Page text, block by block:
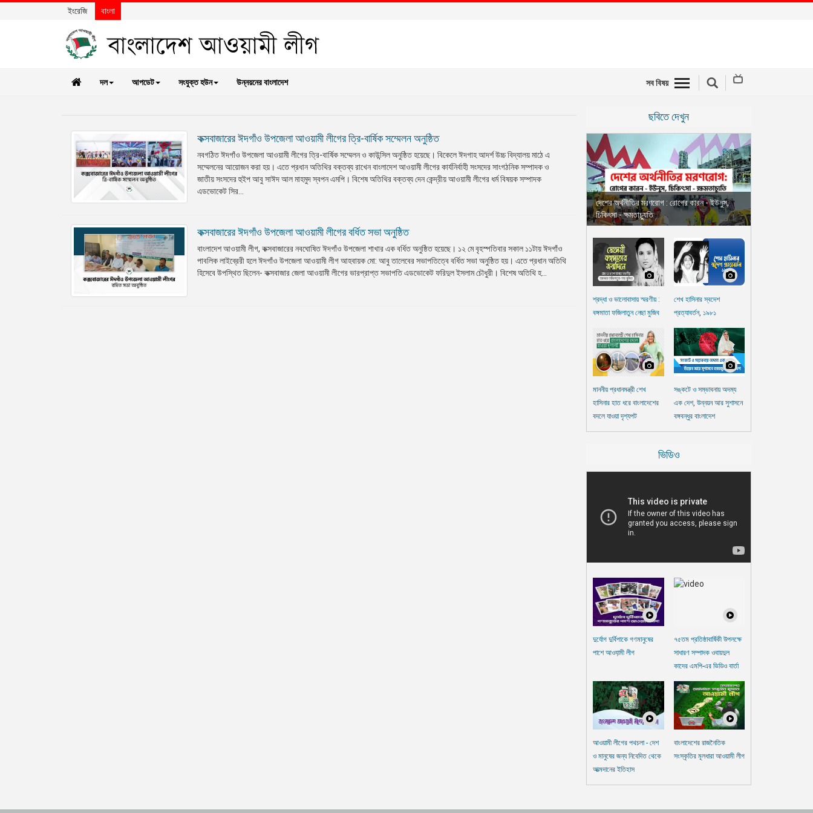
ইংরেজি বাংলা
দল আপডেট সংযুক্ত হউন উন্নয়নের বাংলাদেশ সব বিষয়
কক্সবাজারের ঈদগাঁও উপজেলা আওয়ামী লীগের ত্রি-বার্ষিক সম্মেলন অনুষ্ঠিত
নবগঠিত ঈদগাঁও উপজেলা আওয়ামী লীগের ত্রি-বার্ষিক সম্মেলন ও কাউন্সিল অনুষ্ঠিত হয়েছে। বিকেলে ঈদগাহ আদর্শ উচ্চ বিদ্যালয় মাঠে এ
সম্মেলনের আয়োজন করা হয়। এতে প্রধান অতিথির বক্তব্য রাখেন বাংলাদেশ আওয়ামী লীগের কার্যনির্বাহী সংসদের সাংগঠনিক সম্পাদক ও
জাতীয় সংসদের হুইপ আবু সাঈদ আল মাহমুদ স্বপন এমপি। বিশেষ অতিথির বক্তব্য দেন কেন্দ্রীয় আওয়ামী লীগের ধর্ম বিষয়ক সম্পাদক
এডভোকেট সির...
কক্সবাজারের ঈদগাঁও উপজেলা আওয়ামী লীগের বর্ধিত সভা অনুষ্ঠিত
বাংলাদেশ আওয়ামী লীগ, কক্সবাজারের নবঘোষিত ঈদগাঁও উপজেলা শাখার এক বর্ধিত অনুষ্ঠিত হয়েছে। ১২ মে বৃহস্পতিবার সকাল ১১টায় ঈদগাঁও
পাবলিক লাইব্রেরী হলে ঈদগাঁও উপজেলা আওয়ামী লীগ আহবায়ক মো: আবু তালেবের সভাপতিত্বে বর্ধিত সভা অনুষ্ঠিত হয়। এতে প্রধান অতিথি
হিসেবে উপস্থিত ছিলেন- কক্সবাজার জেলা আওয়ামী লীগের ভারপ্রাপ্ত সভাপতি এডভোকেট ফরিদুল ইসলাম চৌধুরী। বিশেষ অতিথি হ...
ছবিতে দেখুন
দেশের অর্থনীতির মরণরোগ : রোগের কারন - ইউনুস,
চিকিৎসা - ক্ষমতাচ্যুতি
শ্রদ্ধা ও ভালোবাসায় স্মরণীয় :
বঙ্গমাতা ফজিলাতুন নেছা মুজিব
শেখ হাসিনার স্বদেশ
প্রত্যাবর্তন, ১৯৮১
মাননীয় প্রধানমন্ত্রী শেখ
হাসিনার হাত ধরে বাংলাদেশের
বদলে যাওয়া দৃশ্যপট
সঙ্কটে ও সম্ভাবনায় অদম্য
এক দেশ, উন্নয়ন আর সুশাসনে
বঙ্গবন্ধুর বাংলাদেশ
ভিডিও
দুর্যোগ দুর্বিপাকে গণমানুষের
পাশে আওযা়মী লীগ
৭৫তম প্রতিষ্ঠাবার্ষিকী উপলক্ষে
সাধারণ সম্পাদক ওবায়দুল
কাদের এমপি-এর ভিডিও বার্তা
আওয়ামী লীগের পথচলা - দেশ
ও মানুষের জন্য নিবেদিত থেকে
আত্মদানের ইতিহাস
বাংলাদেশের রাজনৈতিক
সংস্কৃতির মূলধারা আওয়ামী লীগ